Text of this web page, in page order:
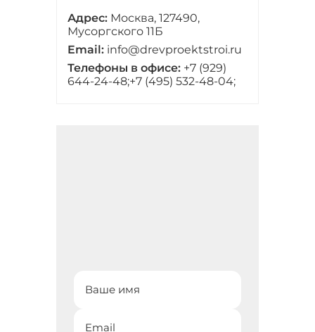
Адрес: Москва, 127490,
Мусоргского 11Б
Email: info@drevproektstroi.ru
Телефоны в офисе: +7 (929)
644-24-48;+7 (495) 532-48-04;